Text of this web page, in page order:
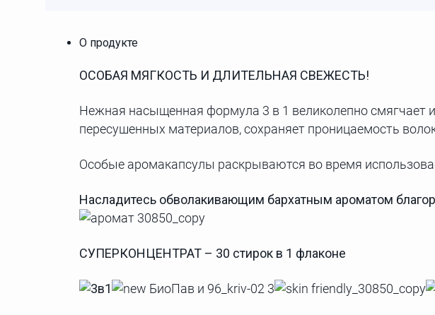
О продукте
ОСОБАЯ МЯГКОСТЬ И ДЛИТЕЛЬНАЯ СВЕЖЕСТЬ!
Нежная насыщенная формула 3 в 1 великолепно смягчает
пересушенных материалов, сохраняет проницаемость
Особые аромакапсулы раскрываются во время
Насладитесь обволакивающим бархатным ароматом
СУПЕРКОНЦЕНТРАТ – 30 стирок в 1 флаконе